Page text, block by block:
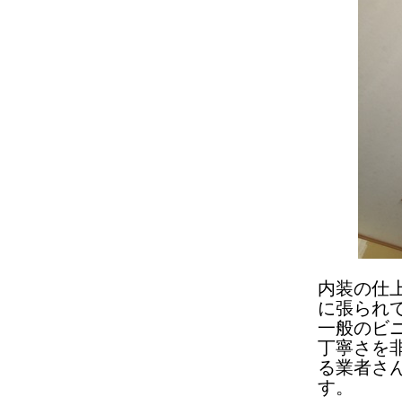
内装の仕
に張られ
一般のビ
丁寧さを
る業者さ
す。